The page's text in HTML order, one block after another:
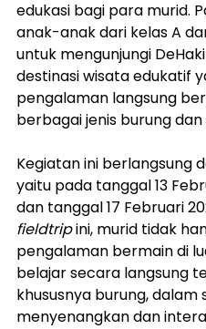
edukasi bagi para murid.
anak-anak dari kelas A
untuk mengunjungi
destinasi wisata edukatif
pengalaman langsung
berbagai jenis burung
Kegiatan ini berlangsung
yaitu pada tanggal 13
dan tanggal 17 Februari
fieldtrip ini, murid tidak
pengalaman bermain di
belajar secara langsung
khususnya burung, dalam
menyenangkan dan